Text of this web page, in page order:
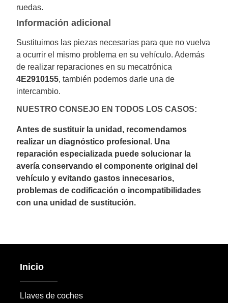
ruedas.
Información adicional
Sustituimos las piezas necesarias para que no vuelva
a ocurrir el mismo problema en su vehículo. Además
de realizar reparaciones en su mecatrónica
4E2910155, también podemos darle una de
intercambio.
NUESTRO CONSEJO EN TODOS LOS CASOS:
Antes de sustituir la unidad, recomendamos
realizar un diagnóstico profesional. Una
reparación especializada puede solucionar la
avería conservando el componente original del
vehículo y evitando gastos innecesarios,
problemas de codificación o incompatibilidades
con una unidad de sustitución.
Inicio
Llaves de coches